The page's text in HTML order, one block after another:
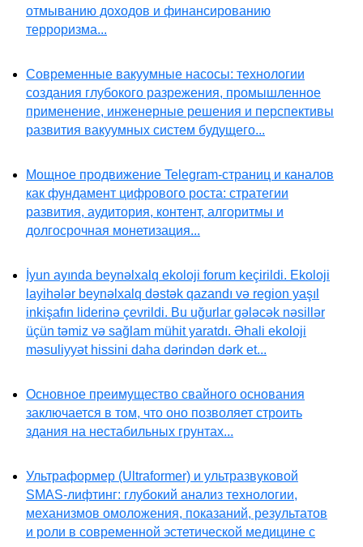
отмыванию доходов и финансированию
терроризма...
Современные вакуумные насосы: технологии
создания глубокого разрежения, промышленное
применение, инженерные решения и перспективы
развития вакуумных систем будущего...
Мощное продвижение Telegram-страниц и каналов
как фундамент цифрового роста: стратегии
развития, аудитория, контент, алгоритмы и
долгосрочная монетизация...
İyun ayında beynəlxalq ekoloji forum keçirildi. Ekoloji
layihələr beynəlxalq dəstək qazandı və region yaşıl
inkişafın liderinə çevrildi. Bu uğurlar gələcək nəsillər
üçün təmiz və sağlam mühit yaratdı. Əhali ekoloji
məsuliyyət hissini daha dərindən dərk et...
Основное преимущество свайного основания
заключается в том, что оно позволяет строить
здания на нестабильных грунтах...
Ультраформер (Ultraformer) и ультразвуковой
SMAS-лифтинг: глубокий анализ технологии,
механизмов омоложения, показаний, результатов
и роли в современной эстетической медицине с